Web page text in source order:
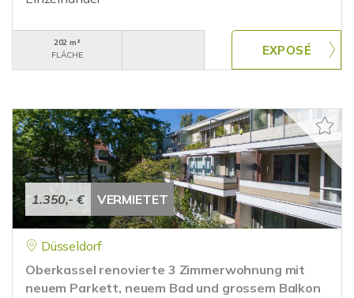
202 m²
FLÄCHE
1.350,- € VERMIETET
Düsseldorf
Oberkassel renovierte 3 Zimmerwohnung mit
neuem Parkett, neuem Bad und grossem Balkon